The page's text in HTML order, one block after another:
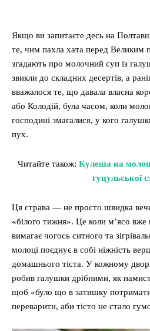
Якщо ви запитаєте десь на
те, чим пахла хата перед Великим
згадають про молочний суп із
звикли до складних десертів, а
вважалося те, що давала власна
або Колодій, була часом, коли
господині змагалися, у кого
пух.
Читайте також: Кулеша на
гуцульської
Ця страва — не просто швидка
«білого тижня». Це коли м’ясо вже
вимагає чогось ситного та
молоці поєднує в собі ніжність
домашнього тіста. У кожному
робив галушки дрібними, як
щоб «було що в затишку
переварити, аби тісто не стало